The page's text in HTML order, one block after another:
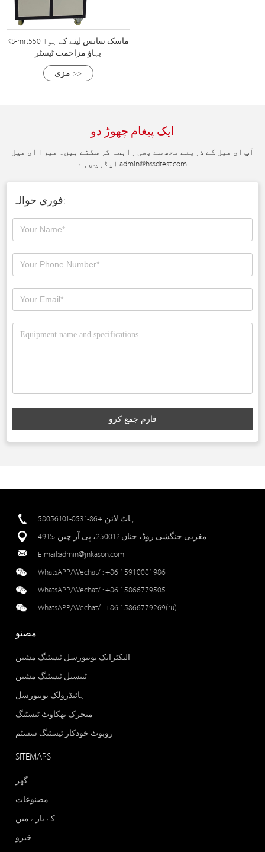
KS-mrt550 ماسک سانس لینے کے ہوا
بہاؤ مزاحمت ٹیسٹر
مزی >>
ایک پیغام چھوڑ دو
آپ ای میل کے ذریعے مجھ سے بھی رابطہ کر سکتے ہیں۔ میرا ای میل
admin@hssdtest.com
فوری حوالہ:
فارم جمع کرو
ہاٹ لائن::+86-0531-58056101
E-mail:admin@jnkason.com
WhatsAPP/Wechat/ :+86 15910081986
WhatsAPP/Wechat/ :+86 15866779505
WhatsAPP/Wechat/ :+86 15866779269(ru)
مصنو
الیکٹرانک یونیورسل ٹیسٹنگ مشین
ٹینسیل ٹیسٹنگ مشین
ہائیڈرولک یونیورسل
متحرک تھکاوٹ ٹیسٹنگ
روبوٹ خودکار ٹیسٹنگ سسٹم
SITEMAPS
گھر
مصنوعات
کے بارے میں
خبرو